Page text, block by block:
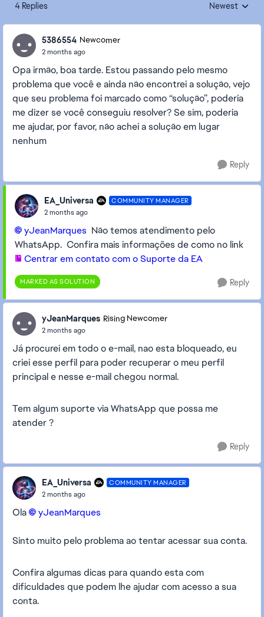
4 Replies Replies sorted
Newest
5386554 Newcomer
2 months ago
Opa irmão, boa tarde. Estou passando pelo mesmo
problema que você e ainda não encontrei a solução, vejo
que seu problema foi marcado como “solução”, poderia
me dizer se você conseguiu resolver? Se sim, poderia
me ajudar, por favor, não achei a solução em lugar
nenhum
Reply
EA_Universa COMMUNITY MANAGER
2 months ago
yJeanMarques​ Não temos atendimento pelo
WhatsApp. Confira mais informações de como no link
Centrar em contato com o Suporte da EA
MARKED AS SOLUTION Reply
yJeanMarques Rising Newcomer
2 months ago
Já procurei em todo o e-mail, nao esta bloqueado, eu
criei esse perfil para poder recuperar o meu perfil
principal e nesse e-mail chegou normal.
Tem algum suporte via WhatsApp que possa me
atender ?
Reply
EA_Universa COMMUNITY MANAGER
2 months ago
Ola yJeanMarques​
Sinto muito pelo problema ao tentar acessar sua conta.
Confira algumas dicas para quando esta com
dificuldades que podem lhe ajudar com acesso a sua
conta.